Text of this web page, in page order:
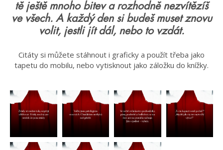
tě ještě mnoho bitev a rozhodně nezvítězíš
ve všech. A každý den si budeš muset znovu
volit, jestli jít dál, nebo to vzdát.
Citáty si můžete stáhnout i graficky a použít třeba jako
tapetu do mobilu, nebo vytisknout jako záložku do knížky.